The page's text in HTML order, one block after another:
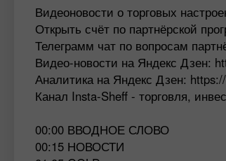
Видеоновости о торговых
Открыть счёт по партнёрской
Телеграмм чат по вопросам
Видео-новости на Яндекс Дзен:
Аналитика на Яндекс Дзен:
Канал Insta-Sheff - торговля,
00:00 ВВОДНОЕ СЛОВО
00:15 НОВОСТИ